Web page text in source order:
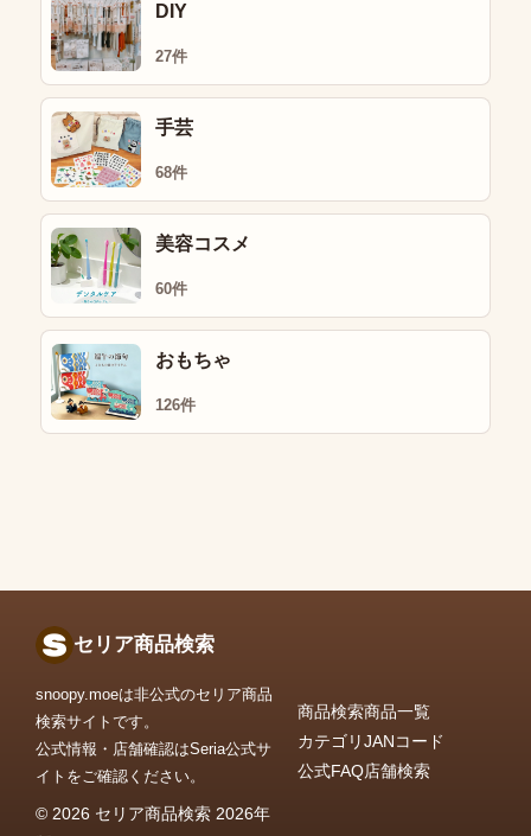
DIY
27件
手芸
68件
美容コスメ
60件
おもちゃ
126件
セリア商品検索
snoopy.moeは非公式のセリア商品
検索サイトです。
公式情報・店舗確認はSeria公式サ
イトをご確認ください。
© 2026 セリア商品検索 2026年
商品検索商品一覧
カテゴリJANコード
公式FAQ店舗検索